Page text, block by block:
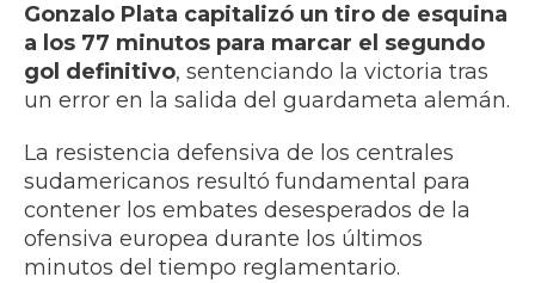
Gonzalo Plata capitalizó un tiro de esquina
a los 77 minutos para marcar el segundo
gol definitivo, sentenciando la victoria tras
un error en la salida del guardameta alemán.
La resistencia defensiva de los centrales
sudamericanos resultó fundamental para
contener los embates desesperados de la
ofensiva europea durante los últimos
minutos del tiempo reglamentario.